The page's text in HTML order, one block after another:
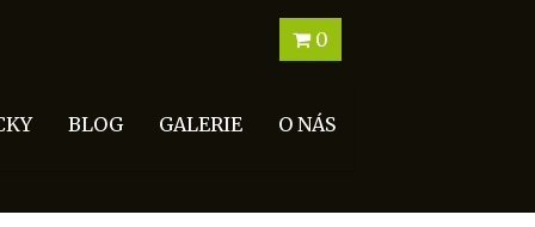
0
BLOG GALERIE O NÁS